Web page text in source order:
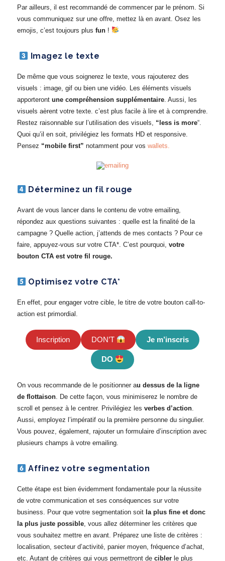
Par ailleurs, il est recommandé de commencer par le prénom. Si
vous communiquez sur une offre, mettez là en avant. Osez les
emojis, c’est toujours plus fun!
Imagez le texte
De même que vous soignerez le texte, vous rajouterez des
visuels : image, gif ou bien une vidéo. Les éléments visuels
apporteront une compréhension supplémentaire. Aussi, les
visuels aèrent votre texte. c’est plus facile à lire et à comprendre.
Restez raisonnable sur l’utilisation des visuels, “less is more“.
Quoi qu’il en soit, privilégiez les formats HD et responsive.
Pensez “mobile first” notamment pour vos wallets.
Déterminez un fil rouge
Avant de vous lancer dans le contenu de votre emailing,
répondez aux questions suivantes : quelle est la finalité de la
campagne ? Quelle action, j’attends de mes contacts ? Pour ce
faire, appuyez-vous sur votre CTA*. C’est pourquoi, votre
bouton CTA est votre fil rouge.
Optimisez votre CTA*
En effet, pour engager votre cible, le titre de votre bouton call-to-
action est primordial.
Inscription DON’T Je m’inscris
DO
On vous recommande de le positionner au dessus de la ligne
de flottaison. De cette façon, vous minimiserez le nombre de
scroll et pensez à le centrer. Privilégiez les verbes d’action.
Aussi, employez l’impératif ou la première personne du singulier.
Vous pouvez, également, rajouter un formulaire d’inscription avec
plusieurs champs à votre emailing.
Affinez votre segmentation
Cette étape est bien évidemment fondamentale pour la réussite
de votre communication et ses conséquences sur votre
business. Pour que votre segmentation soit la plus fine et donc
la plus juste possible, vous allez déterminer les critères que
vous souhaitez mettre en avant. Préparez une liste de critères :
localisation, secteur d’activité, panier moyen, fréquence d’achat,
etc. Autant de critères qui vous permettront de ciblerle plus